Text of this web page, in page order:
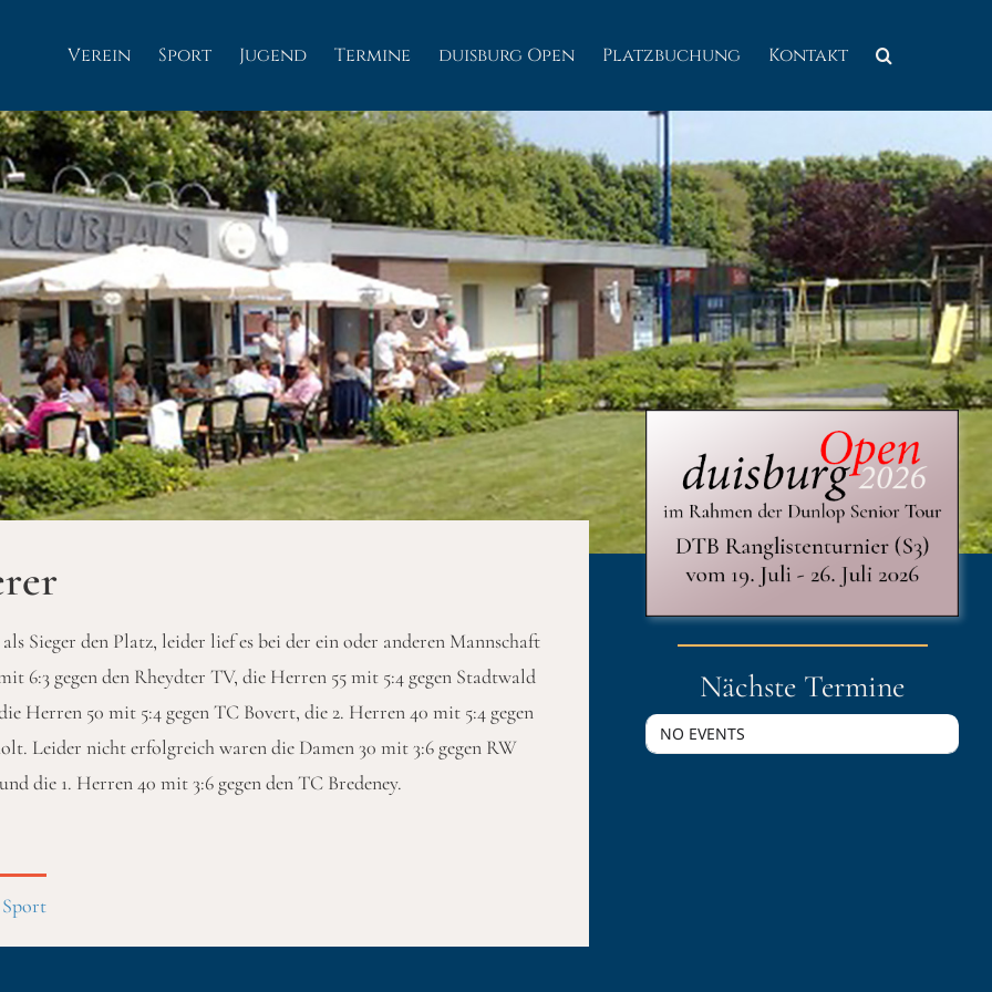
Verein Sport Jugend Termine duisburg Open Platzbuchung Kontakt
Sieger den Platz, leider lief es bei der ein oder anderen Mannschaft
6:3 gegen den Rheydter TV, die Herren 55 mit 5:4 gegen Stadtwald
Herren 50 mit 5:4 gegen TC Bovert, die 2. Herren 40 mit 5:4 gegen
Leider nicht erfolgreich waren die Damen 30 mit 3:6 gegen RW
die 1. Herren 40 mit 3:6 gegen den TC Bredeney.
Sport
Nächste Termine
NO EVENTS